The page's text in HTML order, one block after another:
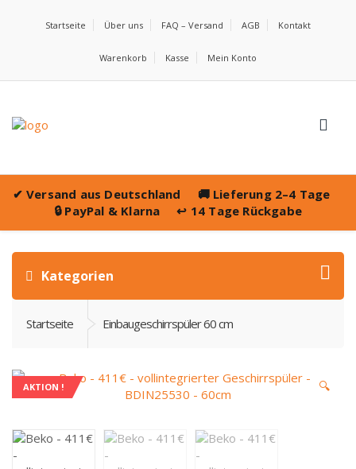
Startseite Über uns FAQ – Versand AGB Kontakt
Warenkorb Kasse Mein Konto
✔ Versand aus Deutschland 🚚 Lieferung 2–4 Tage
🔒 PayPal & Klarna ↩️ 14 Tage Rückgabe
Kategorien
Startseite Einbaugeschirrspüler 60 cm
AKTION ! 🔍